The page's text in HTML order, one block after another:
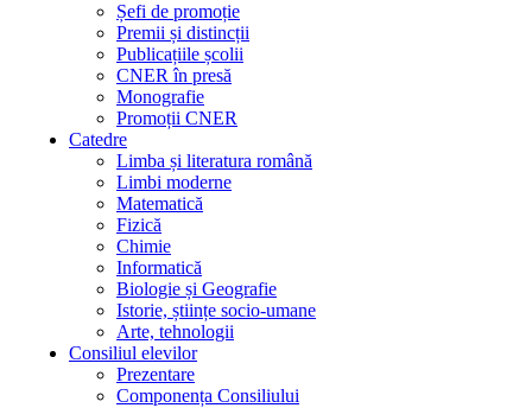
Șefi de promoție
Premii și distincții
Publicațiile școlii
CNER în presă
Monografie
Promoții CNER
Catedre
Limba și literatura română
Limbi moderne
Matematică
Fizică
Chimie
Informatică
Biologie și Geografie
Istorie, științe socio-umane
Arte, tehnologii
Consiliul elevilor
Prezentare
Componența Consiliului